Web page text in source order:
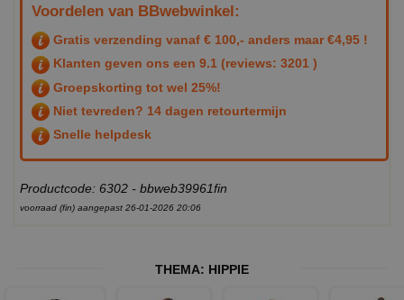
Voordelen van BBwebwinkel:
Gratis verzending vanaf € 100,- anders maar €4,95 !
Klanten geven ons een 9.1 (reviews: 3201 )
Groepskorting tot wel 25%!
Niet tevreden? 14 dagen retourtermijn
Snelle helpdesk
Productcode: 6302 - bbweb39961fin
voorraad (fin) aangepast 26-01-2026 20:06
THEMA: HIPPIE